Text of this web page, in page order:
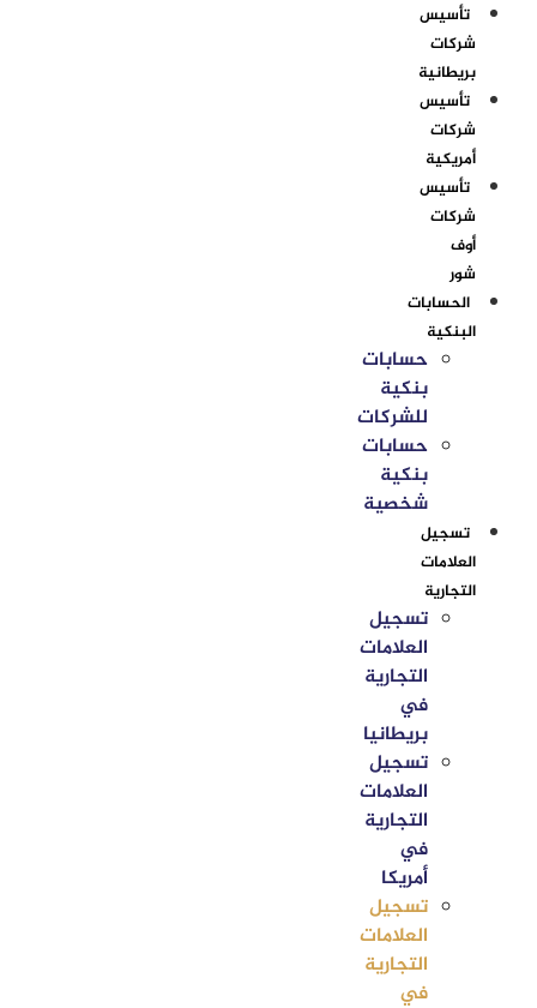
تأسيس
شركات
بريطانية
تأسيس
شركات
أمريكية
تأسيس
شركات
أوف
شور
الحسابات
البنكية
حسابات
بنكية
للشركات
حسابات
بنكية
شخصية
تسجيل
العلامات
التجارية
تسجيل
العلامات
التجارية
في
بريطانيا
تسجيل
العلامات
التجارية
في
أمريكا
تسجيل
العلامات
التجارية
في